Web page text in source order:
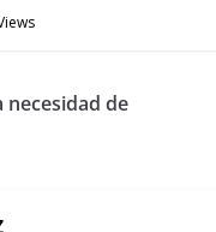
necesidad de